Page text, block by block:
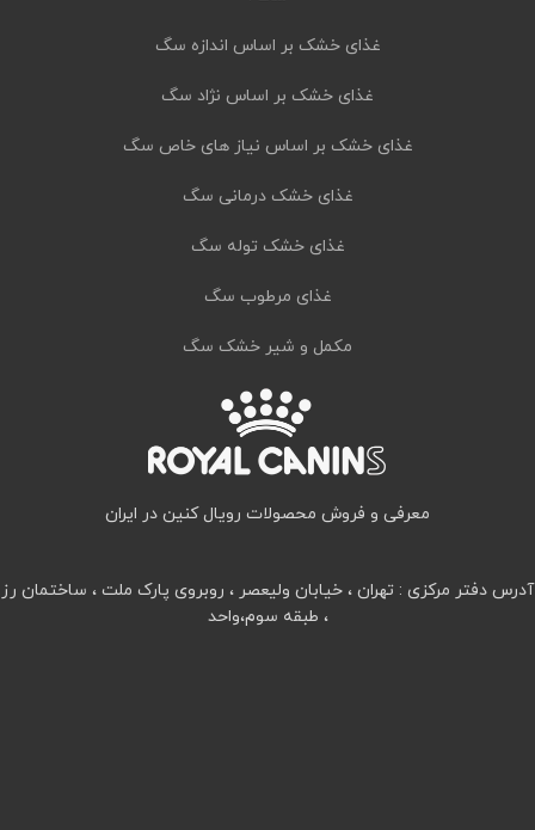
غذای خشک بر اساس اندازه سگ
غذای خشک بر اساس نژاد سگ
غذای خشک بر اساس نیاز های خاص سگ
غذای خشک درمانی سگ
غذای خشک توله سگ
غذای مرطوب سگ
مکمل و شیر خشک سگ
معرفی و فروش محصولات رویال کنین در ایران
آدرس دفتر مرکزی : تهران ، خیابان ولیعصر ، روبروی پارک ملت ، ساختمان رز
، طبقه سوم،واحد